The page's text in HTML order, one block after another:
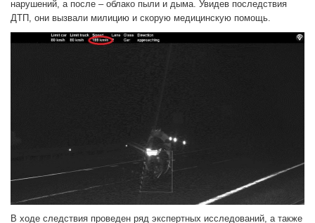
нарушений, а после – облако пыли и дыма. Увидев последствия
ДТП, они вызвали милицию и скорую медицинскую помощь.
В ходе следствия проведен ряд экспертных исследований, а также